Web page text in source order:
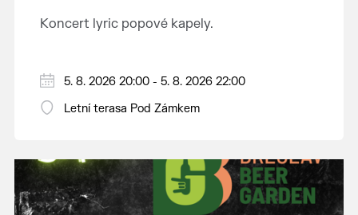
Koncert lyric popové kapely.
5. 8. 2026 20:00 - 5. 8. 2026 22:00
Letní terasa Pod Zámkem